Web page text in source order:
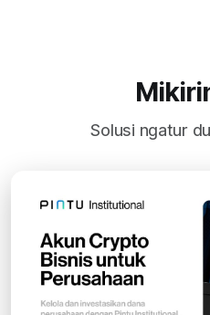
Solusi ngatur